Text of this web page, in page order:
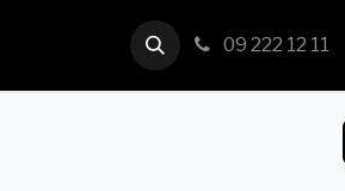
09 222 12 11